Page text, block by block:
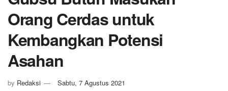
Orang Cerdas untuk
Kembangkan Potensi
Asahan
by Redaksi Sabtu, 7 Agustus 2021